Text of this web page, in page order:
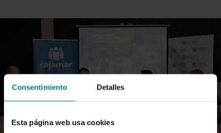
Consentimiento Detalles
Esta página web usa cookies